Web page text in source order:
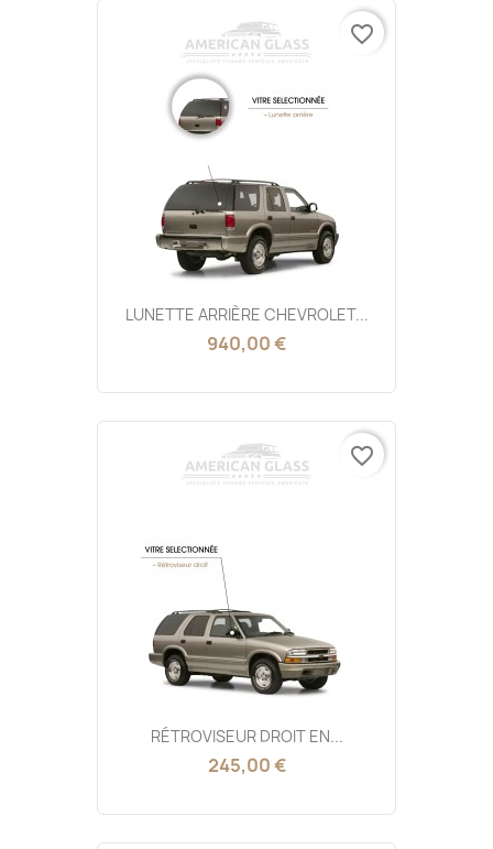
LUNETTE ARRIÈRE CHEVROLET...
940,00 €
favorite_border
RÉTROVISEUR DROIT EN...
245,00 €
favorite_border